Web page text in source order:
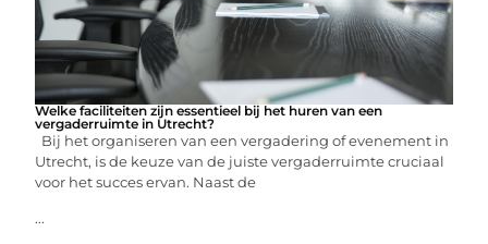
Welke faciliteiten zijn essentieel bij het huren van een
vergaderruimte in Utrecht?
Bij het organiseren van een vergadering of evenement in
Utrecht, is de keuze van de juiste vergaderruimte cruciaal
voor het succes ervan. Naast de
...